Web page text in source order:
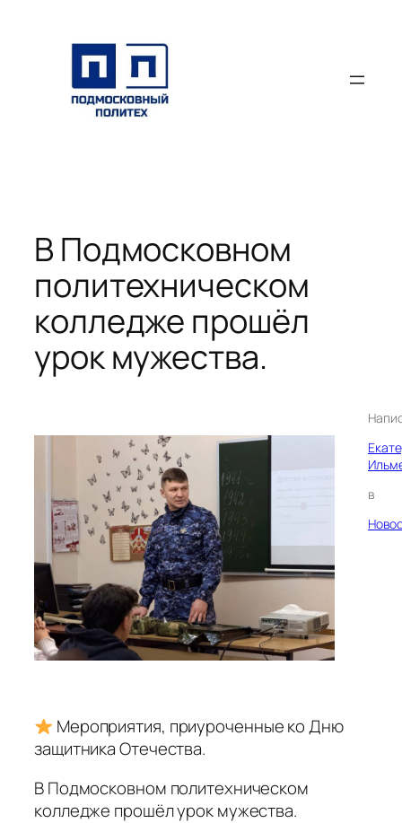
содержимому
В Подмосковном
политехническом
колледже прошёл
урок мужества.
в
Мероприятия, приуроченные ко Дню
защитника Отечества.
В Подмосковном политехническом
колледже прошёл урок мужества.